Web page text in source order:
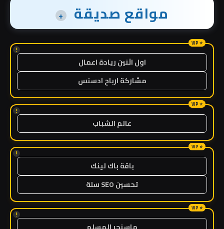
مواقع صديقة +
!
اول اثنين ريادة اعمال
مشاركة ارباح ادسنس
!
عالم الشباب
!
باقة باك لينك
تحسين SEO سلة
!